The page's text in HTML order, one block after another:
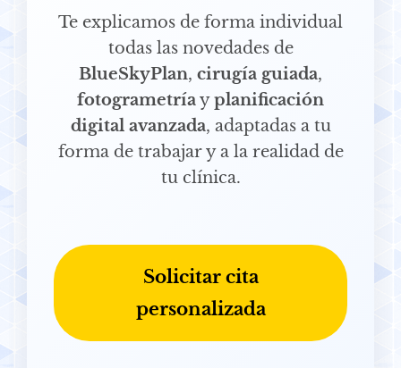
Te explicamos de forma individual
todas las novedades de
BlueSkyPlan, cirugía guiada,
fotogrametríayplanificación
digital avanzada, adaptadas a tu
forma de trabajar y a la realidad de
tu clínica.
Solicitar cita
personalizada